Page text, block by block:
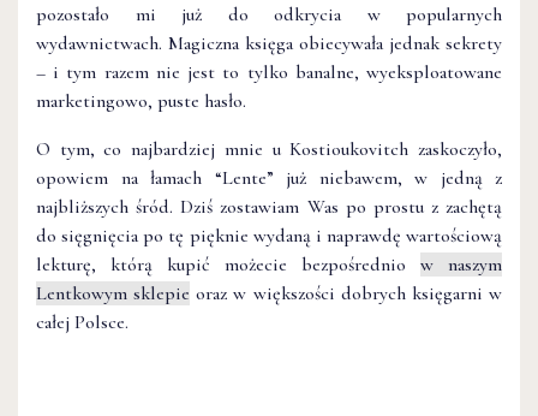
pozostało mi już do odkrycia w popularnych
wydawnictwach. Magiczna księga obiecywała jednak sekrety
– i tym razem nie jest to tylko banalne, wyeksploatowane
marketingowo, puste hasło.
O tym, co najbardziej mnie u Kostioukovitch zaskoczyło,
opowiem na łamach “Lente” już niebawem, w jedną z
najbliższych śród. Dziś zostawiam Was po prostu z zachętą
do sięgnięcia po tę pięknie wydaną i naprawdę wartościową
lekturę, którą kupić możecie bezpośrednio w naszym
Lentkowym sklepie oraz w większości dobrych księgarni w
całej Polsce.